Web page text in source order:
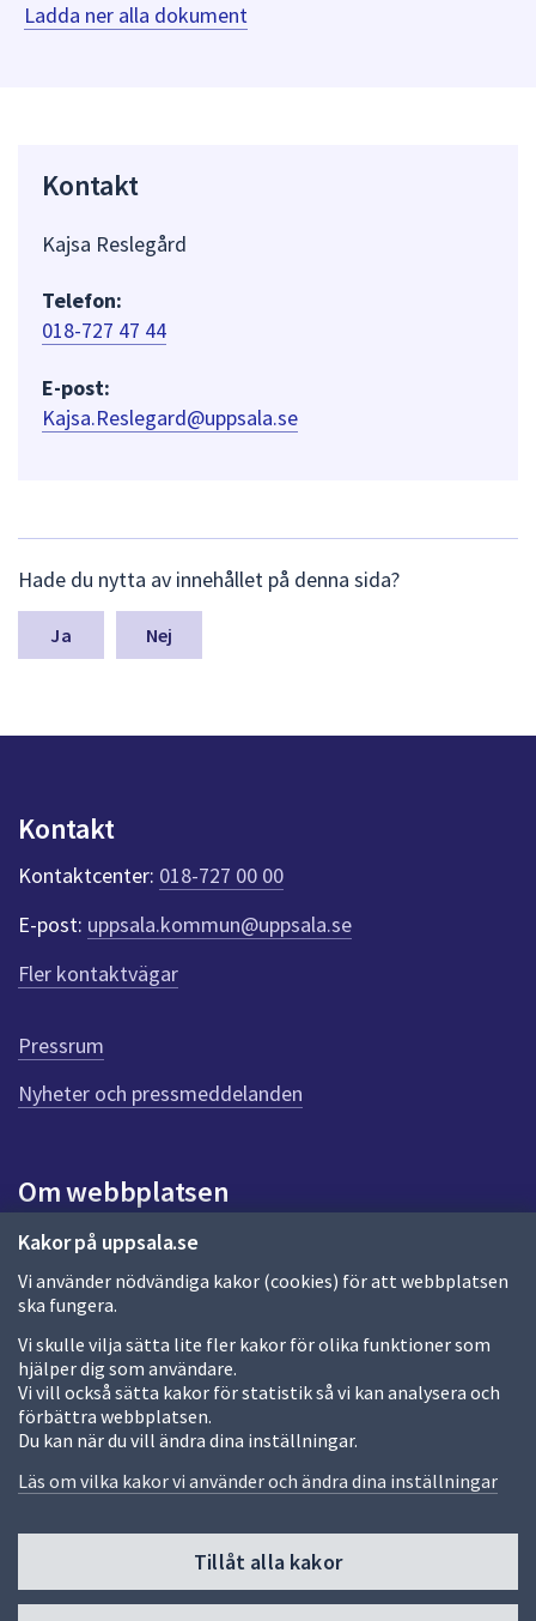
Kakor på uppsala.se
Vi använder nödvändiga kakor (cookies) för att webbplatsen
ska fungera.
Vi skulle vilja sätta lite fler kakor för olika funktioner som
hjälper dig som användare.
Vi vill också sätta kakor för statistik så vi kan analysera och
förbättra webbplatsen.
Du kan när du vill ändra dina inställningar.
Läs om vilka kakor vi använder och ändra dina inställningar
Tillåt alla kakor
Ladda ner alla dokument
Kontakt
Kajsa Reslegård
Telefon:
018-727 47 44
E-post:
Kajsa.Reslegard@uppsala.se
ä
m
a
n
k
e
r
f
ö
r
e
n
n
a
d
a
Hade du nytta av innehållet på denna sida?
Nej
Kontakt
Kontaktcenter: 018-727 00 00
E-post: uppsala.kommun@uppsala.se
Fler kontaktvägar
Pressrum
Nyheter och pressmeddelanden
Om webbplatsen
Om webbplatsen
Allmänna handlingar och diarium
Behandling av personuppgifter
Kakor
Språk (other languages)
Tillgänglighetsredogörelse
Fler sätt att följa oss